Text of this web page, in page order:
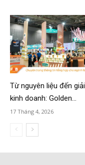
Từ nguyên liệu đến
kinh doanh: Golden...
17 Tháng 4, 2026